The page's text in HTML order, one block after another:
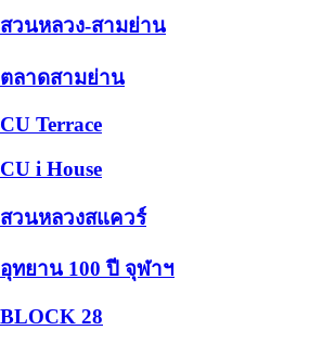
สวนหลวง-สามย่าน
ตลาดสามย่าน
CU Terrace
CU i House
สวนหลวงสแควร์
อุทยาน 100 ปี จุฬาฯ
BLOCK 28